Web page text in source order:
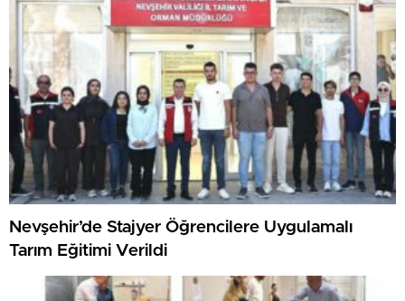
Nevşehir’de Stajyer Öğrencilere Uygulamalı
Tarım Eğitimi Verildi